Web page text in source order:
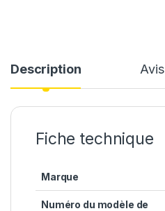
Description Avis
Fiche technique
Marque
Numéro du modèle de